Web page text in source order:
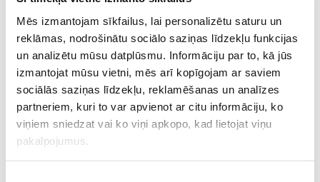
Mēs izmantojam sīkfailus, lai personalizētu saturu un
reklāmas, nodrošinātu sociālo saziņas līdzekļu funkcijas
un analizētu mūsu datplūsmu. Informāciju par to, kā jūs
izmantojat mūsu vietni, mēs arī kopīgojam ar saviem
sociālās saziņas līdzekļu, reklamēšanas un analīzes
partneriem, kuri to var apvienot ar citu informāciju, ko
viņiem sniedzat vai ko viņi apkopo, kad lietojat viņu
pakalpojumus.
Valītis Vincents"
kinoteātros no 31. Jūlija -
Mazais valītis ar lielu sirdi
Mazulis
20. Jul 09:33
Friso Gold - saudzīgs
atbalsts mazuļa attīstībai
piebarošanas laikā
Mazulis
01. Jul 12:53